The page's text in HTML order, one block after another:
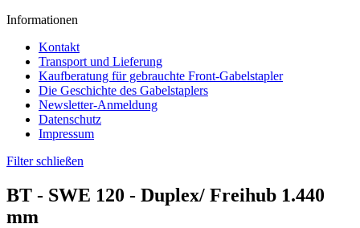
Informationen
Kontakt
Transport und Lieferung
Kaufberatung für gebrauchte Front-Gabelstapler
Die Geschichte des Gabelstaplers
Newsletter-Anmeldung
Datenschutz
Impressum
Filter schließen
BT - SWE 120 - Duplex/ Freihub 1.440
mm